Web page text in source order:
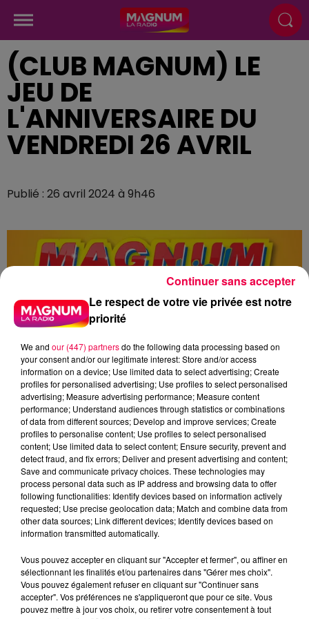
(CLUB MAGNUM) LE
JEU DE
L'ANNIVERSAIRE DU
VENDREDI 26 AVRIL
Publié : 26 avril 2024 à 9h46
vendredi-26-avril.mp3
Le respect de votre vie privée est notre
priorité
We and our (447) partnersdo the following data processing based on
your consent and/or our legitimate interest: Store and/or access
information on a device; Use limited data to select advertising; Create
profiles for personalised advertising; Use profiles to select personalised
advertising; Measure advertising performance; Measure content
performance; Understand audiences through statistics or combinations
of data from different sources; Develop and improve services; Create
profiles to personalise content; Use profiles to select personalised
content; Use limited data to select content; Ensure security, prevent and
detect fraud, and fix errors; Deliver and present advertising and content;
Save and communicate privacy choices. These technologies may
process personal data such as IP address and browsing data to offer
following functionalities: Identify devices based on information actively
requested; Use precise geolocation data; Match and combine data from
other data sources; Link different devices; Identify devices based on
information transmitted automatically.
Vous pouvez accepter en cliquant sur "Accepter et fermer", ou affiner en
sélectionnant les finalités et/ou partenaires dans "Gérer mes choix".
Vous pouvez également refuser en cliquant sur "Continuer sans
accepter". Vos préférences ne s'appliqueront que pour ce site. Vous
pouvez mettre à jour vos choix, ou retirer votre consentement à tout
Continuer sans accepter